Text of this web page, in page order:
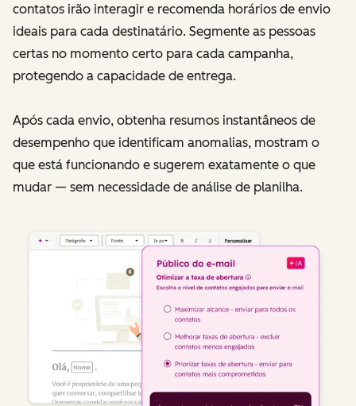
contatos irão interagir e recomenda horários de envio
ideais para cada destinatário. Segmente as pessoas
certas no momento certo para cada campanha,
protegendo a capacidade de entrega.
Após cada envio, obtenha resumos instantâneos de
desempenho que identificam anomalias, mostram o
que está funcionando e sugerem exatamente o que
mudar — sem necessidade de análise de planilha.